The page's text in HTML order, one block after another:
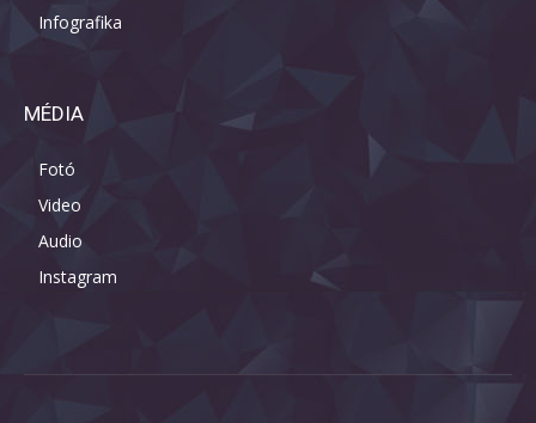
Infografika
MÉDIA
Fotó
Video
Audio
Instagram